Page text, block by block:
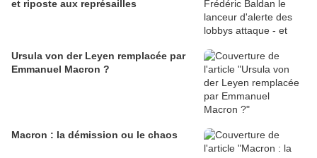
et riposte aux représailles
Ursula von der Leyen remplacée par
Emmanuel Macron ?
Macron : la démission ou le chaos